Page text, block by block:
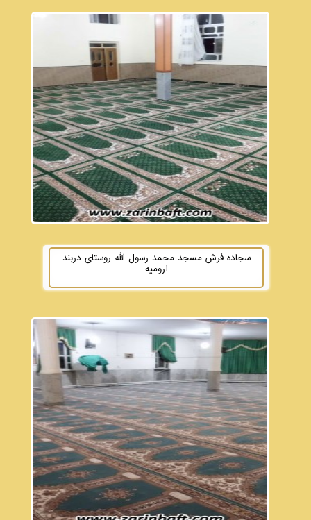
سجاده فرش مسجد محمد رسول الله روستای دربند
ارومیه